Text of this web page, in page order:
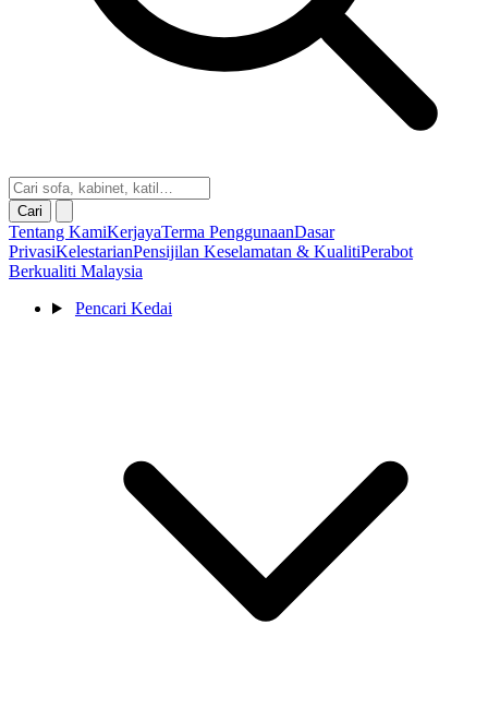
Cari
Tentang KamiKerjayaTerma PenggunaanDasar
PrivasiKelestarianPensijilan Keselamatan & KualitiPerabot
Berkualiti Malaysia
Pencari Kedai